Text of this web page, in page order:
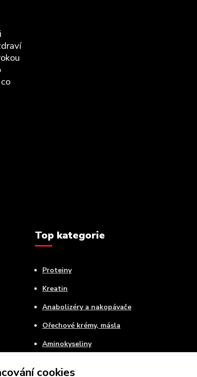
Top kategorie
Proteiny
Kreatin
Anabolizéry a nakopávače
Ořechové krémy, másla
Aminokyseliny
cookies